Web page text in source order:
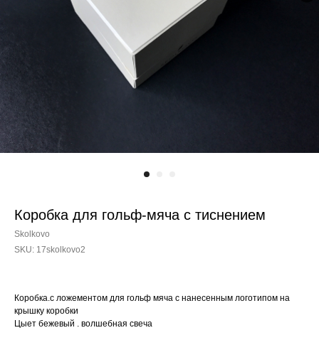
Коробка для гольф-мяча с тиснением
Skolkovo
SKU: 17skolkovo2
Коробка.с ложементом для гольф мяча с нанесенным логотипом на
крышку коробки
Цыет бежевый . волшебная свеча